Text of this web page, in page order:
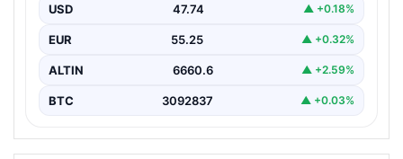
Sanal çağında bireylerin kaliteli bir tarzda irtibat kurması
USD 47.74 ▲ +0.18%
EUR 55.25 ▲ +0.32%
ALTIN 6660.6 ▲ +2.59%
BTC 3092837 ▲ +0.03%